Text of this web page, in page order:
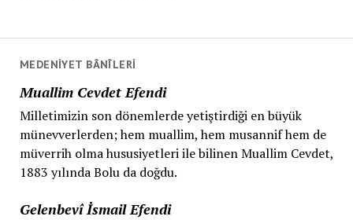
MEDENIYET BÂNÎLERI
Muallim Cevdet Efendi
Milletimizin son dönemlerde yetiştirdiği en büyük
münevverlerden; hem muallim, hem musannif hem de
müverrih olma hususiyetleri ile bilinen Muallim Cevdet,
1883 yılında Bolu da doğdu.
Gelenbevî İsmail Efendi